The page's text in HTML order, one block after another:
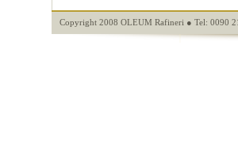
Copyright 2008 OLEUM Rafineri ● Tel: 0090